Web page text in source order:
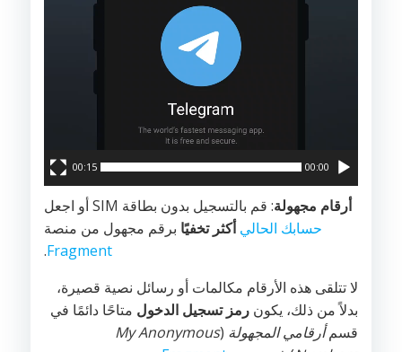
00:00
00:15
أرقام مجهولة: قم بالتسجيل بدون بطاقة SIM أو اجعل
حسابك الحالي أكثر تخفيًا برقم مجهول من منصة
Fragment
.
لا تتلقى هذه الأرقام مكالمات أو رسائل نصية قصيرة،
بدلاً من ذلك، يكون رمز تسجيل الدخول متاحًا دائمًا في
قسمأرقامي المجهولة (
My Anonymous